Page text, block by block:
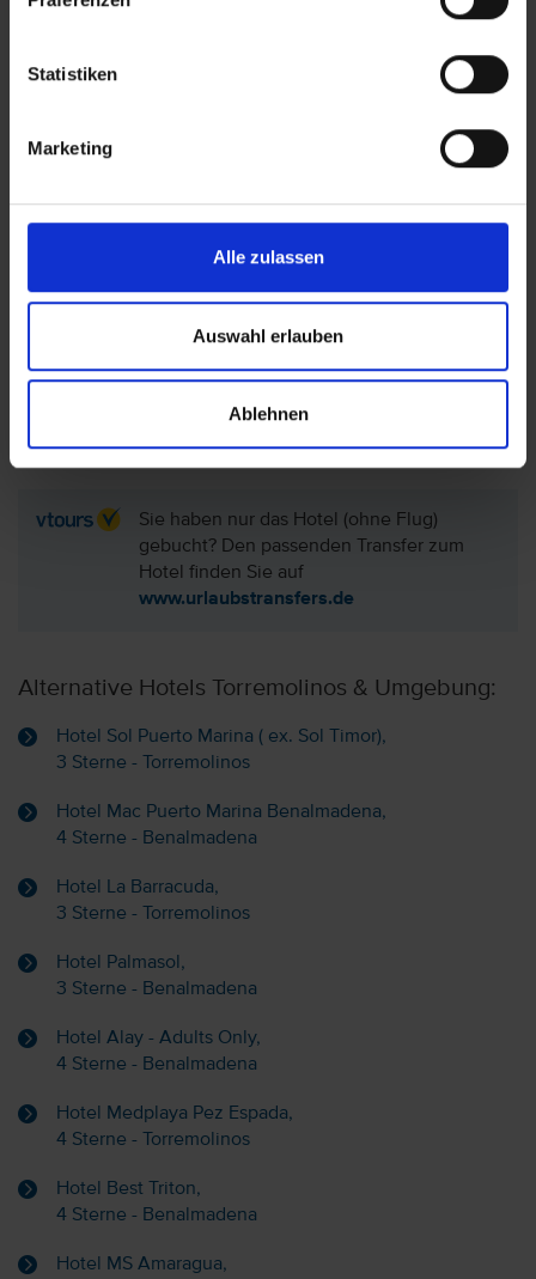
Statistiken
Marketing
Alle zulassen
Auswahl erlauben
Ablehnen
Hotelbeschreibung für Ihre Buchung relevant ist! Es ist
Hotelbeschreibungen ausweisen oder es entscheidende
Unterschiede in den beschriebenen Leistungen gibt. Aug.
Lage: Hotel Ocean House Costa del Sol
Affiliated by Melia (ex. Sol House Aloha Costa
del Sol), Costa del Sol (Andalusien)
Hotel auf der Karte anzeigen
Sie haben nur das Hotel (ohne Flug)
gebucht? Den passenden Transfer zum
Hotel finden Sie auf
www.urlaubstransfers.de
Alternative Hotels Torremolinos & Umgebung:
Hotel Sol Puerto Marina ( ex. Sol Timor),
3 Sterne - Torremolinos
Hotel Mac Puerto Marina Benalmadena,
4 Sterne - Benalmadena
Hotel La Barracuda,
3 Sterne - Torremolinos
Hotel Palmasol,
3 Sterne - Benalmadena
Hotel Alay - Adults Only,
4 Sterne - Benalmadena
Hotel Medplaya Pez Espada,
4 Sterne - Torremolinos
Hotel Best Triton,
4 Sterne - Benalmadena
Hotel MS Amaragua,